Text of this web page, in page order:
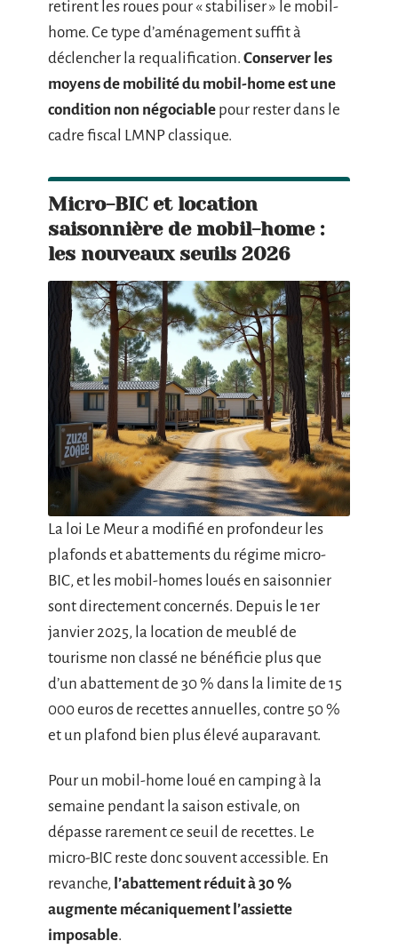
retirent les roues pour « stabiliser » le mobil-
home. Ce type d’aménagement suffit à
déclencher la requalification. Conserver les
moyens de mobilité du mobil-home est une
condition non négociable pour rester dans le
cadre fiscal LMNP classique.
Micro-BIC et location
saisonnière de mobil-home :
les nouveaux seuils 2026
La loi Le Meur a modifié en profondeur les
plafonds et abattements du régime micro-
BIC, et les mobil-homes loués en saisonnier
sont directement concernés. Depuis le 1er
janvier 2025, la location de meublé de
tourisme non classé ne bénéficie plus que
d’un abattement de 30 % dans la limite de 15
000 euros de recettes annuelles, contre 50 %
et un plafond bien plus élevé auparavant.
Pour un mobil-home loué en camping à la
semaine pendant la saison estivale, on
dépasse rarement ce seuil de recettes. Le
micro-BIC reste donc souvent accessible. En
revanche, l’abattement réduit à 30 %
augmente mécaniquement l’assiette
imposable.